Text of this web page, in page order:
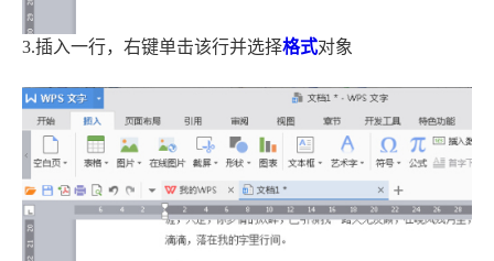
3.插入一行，右键单击该行并选择格式对象